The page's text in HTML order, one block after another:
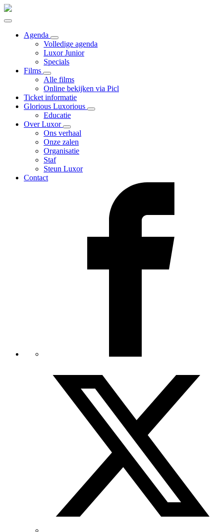
Agenda
Volledige agenda
Luxor Junior
Specials
Films
Alle films
Online bekijken via Picl
Ticket informatie
Glorious Luxorious
Educatie
Over Luxor
Ons verhaal
Onze zalen
Organisatie
Staf
Steun Luxor
Contact